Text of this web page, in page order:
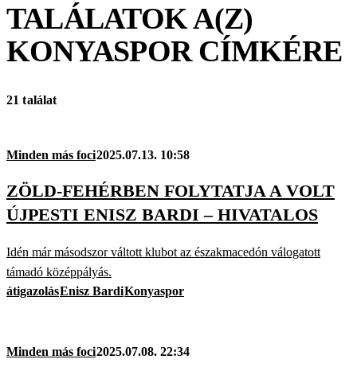
TALÁLATOK A(Z)
KONYASPORCÍMKÉRE
21 találat
Minden más foci2025.07.13. 10:58
ZÖLD-FEHÉRBEN FOLYTATJA A VOLT
ÚJPESTI ENISZ BARDI – HIVATALOS
Idén már másodszor váltott klubot az északmacedón válogatott
támadó középpályás.
átigazolásEnisz BardiKonyaspor
Minden más foci2025.07.08. 22:34